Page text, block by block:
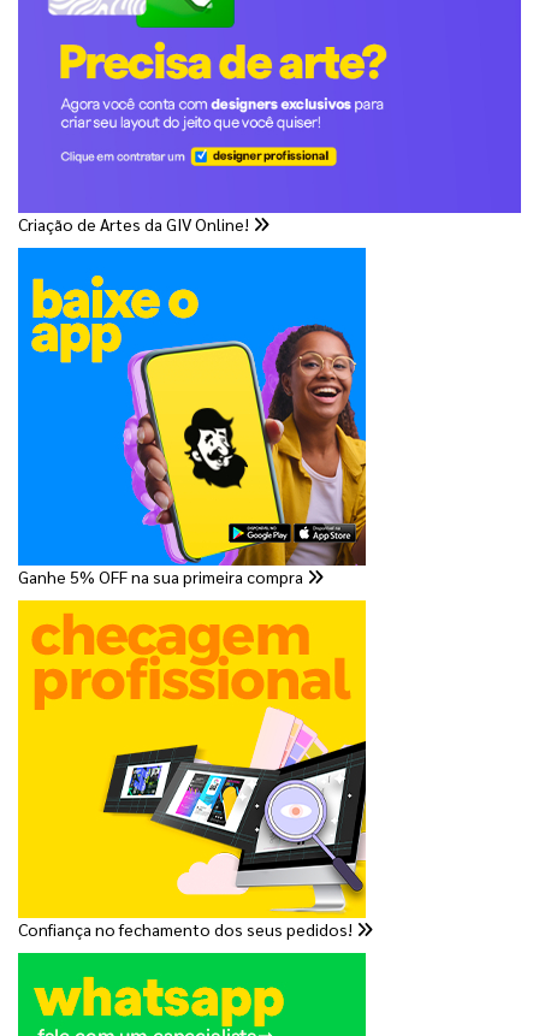
Criação de Artes da GIV Online!
Ganhe 5% OFF na sua primeira compra
Confiança no fechamento dos seus pedidos!